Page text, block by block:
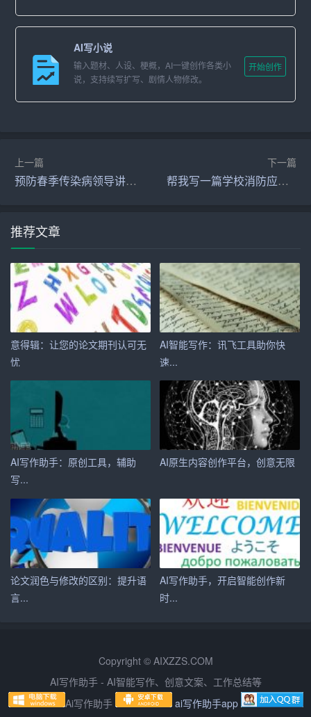
三、 AI 写作技巧
虽然 AI 写作工具可以帮助我们快速生成文章，但要想使我
们的文字更具魅力，我们还需要掌握一些 AI 写作技巧。
1. 设定明确的主题和结构
章。
不同的 AI 写作工具有不同的特性，我们需要了解并利用这
些特性，以提高写作效率。例如，chat* 可以与用户进行对
话，我们可以通过与 chat* 的对话，引导它生成我们想要的
文章。
3. 加入自己的观点和风格
虽然 AI 写作可以生成高质量的文章，但它缺乏人类的独特
性和创造性。因此，在 AI 写作的基础上，我们需要加入自
己的观点和风格，使我们的文章更具魅力。
4. 检查和修改文章
生成文章后，我们需要对文章进行检查和修改，以确保文
章的质量和准确性。这可以帮助我们提高文章的可读性，
使我们的文字更具魅力。
四、结语
AI 写作是一种非常有用的技术，可以帮助我们提高写作效
率，使我们的文字更具魅力。但要想充分利用这一技术，
我们需要掌握一些 AI 写作技巧。希望这篇文章能够帮助读
者更好地了解 AI 写作，并在实际应用中发挥出更大的价
AI写小说
输入题材、人设、梗概，AI一键创作各类小
说，支持续写扩写、剧情人物修改。
开始创作
上一篇
预防春季传染病领导讲话稿怎么写
下一篇
帮我写一篇学校消防应急预案
推荐文章
意得辑：让您的论文期刊认可无
忧
AI智能写作：讯飞工具助你快
速...
AI写作助手：原创工具，辅助
写...
AI原生内容创作平台，创意无限
论文润色与修改的区别：提升语
言...
AI写作助手，开启智能创作新
时...
Copyright © AIXZZS.COM
AI写作助手 - AI智能写作、创意文案、工作总结等
Ai写作助手
ai写作助手app